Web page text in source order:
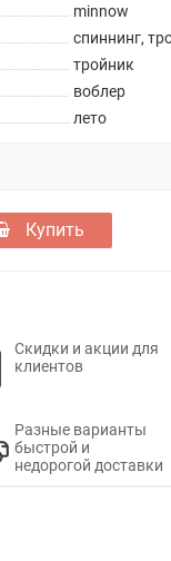
minnow
спиннинг,
тройник
воблер
лето
Купить
Скидки и акции для
клиентов
Разные варианты
быстрой и
недорогой доставки